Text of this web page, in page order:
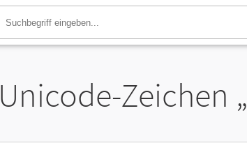
Unicode-Zeichen „